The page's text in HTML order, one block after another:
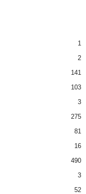
1
2
141
103
3
275
81
16
490
3
52